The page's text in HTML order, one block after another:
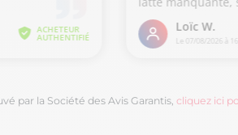
par la Société des Avis Garantis, cliquez ici